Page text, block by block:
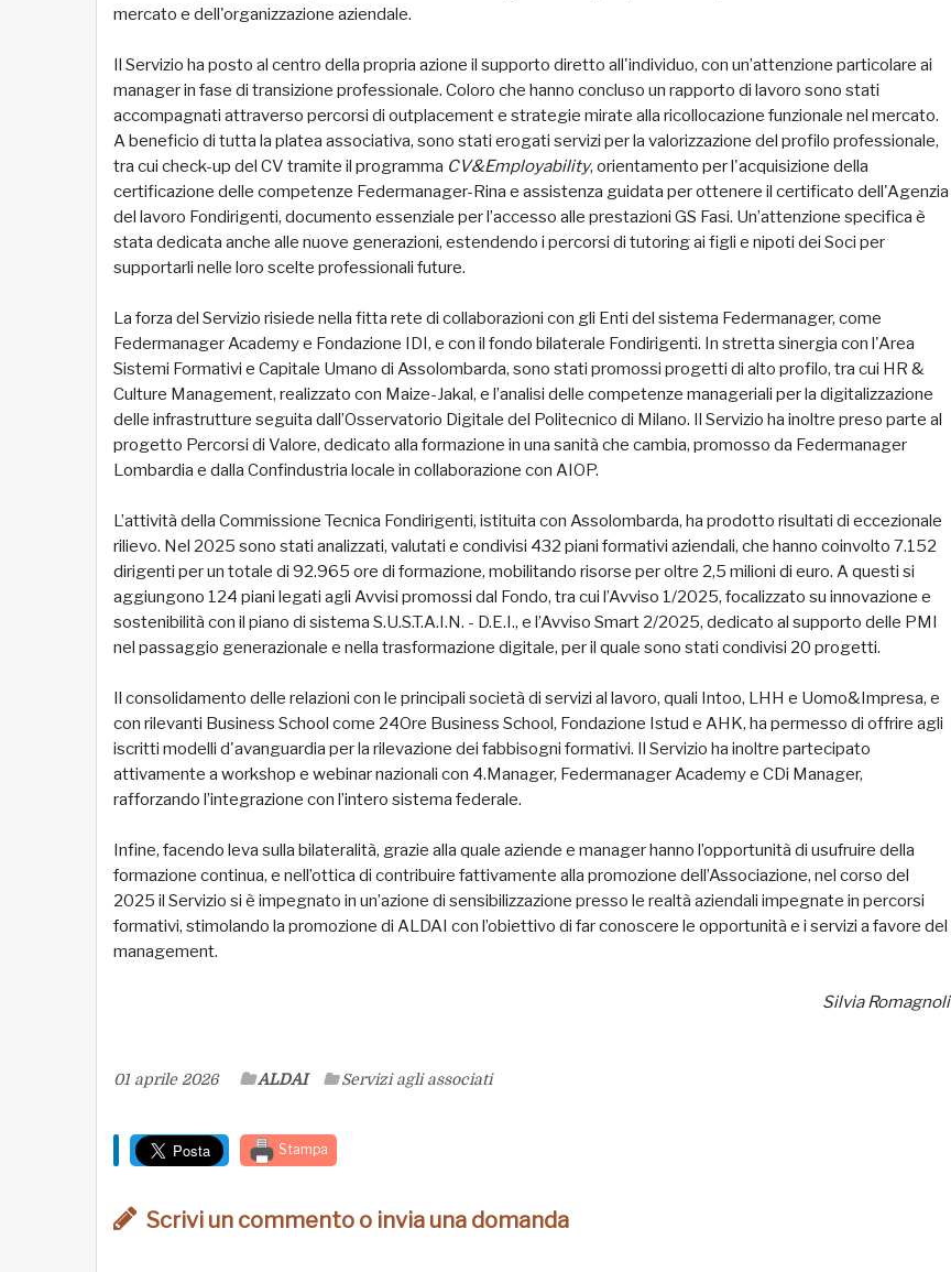
mercato e dell'organizzazione aziendale.
Il Servizio ha posto al centro della propria azione il supporto diretto all'individuo, con un’attenzione particolare ai
manager in fase di transizione professionale. Coloro che hanno concluso un rapporto di lavoro sono stati
accompagnati attraverso percorsi di outplacement e strategie mirate alla ricollocazione funzionale nel mercato.
A beneficio di tutta la platea associativa, sono stati erogati servizi per la valorizzazione del profilo professionale,
tra cui check-up del CV tramite il programma CV&Employability, orientamento per l'acquisizione della
certificazione delle competenze Federmanager-Rina e assistenza guidata per ottenere il certificato dell'Agenzia
del lavoro Fondirigenti, documento essenziale per l’accesso alle prestazioni GS Fasi. Un’attenzione specifica è
stata dedicata anche alle nuove generazioni, estendendo i percorsi di tutoring ai figli e nipoti dei Soci per
supportarli nelle loro scelte professionali future.
La forza del Servizio risiede nella fitta rete di collaborazioni con gli Enti del sistema Federmanager, come
Federmanager Academy e Fondazione IDI, e con il fondo bilaterale Fondirigenti. In stretta sinergia con l'Area
Sistemi Formativi e Capitale Umano di Assolombarda, sono stati promossi progetti di alto profilo, tra cui HR &
Culture Management, realizzato con Maize-Jakal, e l’analisi delle competenze manageriali per la digitalizzazione
delle infrastrutture seguita dall’Osservatorio Digitale del Politecnico di Milano. Il Servizio ha inoltre preso parte al
progetto Percorsi di Valore, dedicato alla formazione in una sanità che cambia, promosso da Federmanager
Lombardia e dalla Confindustria locale in collaborazione con AIOP.
L’attività della Commissione Tecnica Fondirigenti, istituita con Assolombarda, ha prodotto risultati di eccezionale
rilievo. Nel 2025 sono stati analizzati, valutati e condivisi 432 piani formativi aziendali, che hanno coinvolto 7.152
dirigenti per un totale di 92.965 ore di formazione, mobilitando risorse per oltre 2,5 milioni di euro. A questi si
aggiungono 124 piani legati agli Avvisi promossi dal Fondo, tra cui l’Avviso 1/2025, focalizzato su innovazione e
sostenibilità con il piano di sistema S.U.S.T.A.I.N. - D.E.I., e l’Avviso Smart 2/2025, dedicato al supporto delle PMI
nel passaggio generazionale e nella trasformazione digitale, per il quale sono stati condivisi 20 progetti.
Il consolidamento delle relazioni con le principali società di servizi al lavoro, quali Intoo, LHH e Uomo&Impresa, e
con rilevanti Business School come 24Ore Business School, Fondazione Istud e AHK, ha permesso di offrire agli
iscritti modelli d'avanguardia per la rilevazione dei fabbisogni formativi. Il Servizio ha inoltre partecipato
attivamente a workshop e webinar nazionali con 4.Manager, Federmanager Academy e CDi Manager,
rafforzando l’integrazione con l’intero sistema federale.
Infine, facendo leva sulla bilateralità, grazie alla quale aziende e manager hanno l’opportunità di usufruire della
formazione continua, e nell’ottica di contribuire fattivamente alla promozione dell’Associazione, nel corso del
2025 il Servizio si è impegnato in un’azione di sensibilizzazione presso le realtà aziendali impegnate in percorsi
formativi, stimolando la promozione di ALDAI con l’obiettivo di far conoscere le opportunità e i servizi a favore del
management.
Silvia Romagnoli
01 aprile 2026 ALDAI Servizi agli associati
Stampa
Scrivi un commento o invia una domanda